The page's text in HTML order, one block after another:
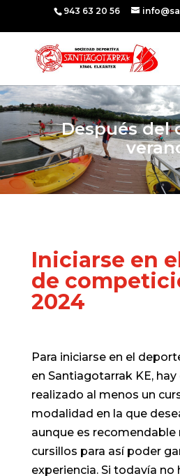
943 63 20 56
Después del
Iniciarse en
de
2024
Para iniciarse en el
en Santiagotarrak KE,
realizado al menos un
modalidad en la que
aunque es recomendable
cursillos para así poder
experiencia. Si todavía no